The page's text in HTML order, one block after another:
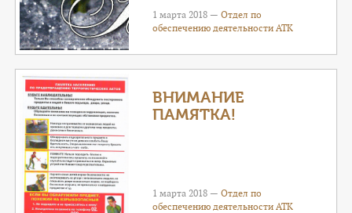
1 марта 2018 —Отдел по
обеспечению деятельности АТК
ВНИМАНИЕ
ПАМЯТКА!
1 марта 2018 —Отдел по
обеспечению деятельности АТК